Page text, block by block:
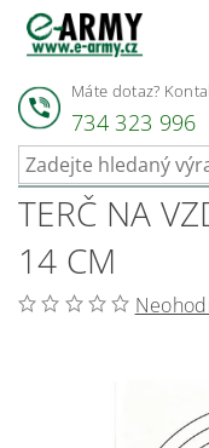
Máte dotaz?
734 323 996
TERČ NA
14 CM